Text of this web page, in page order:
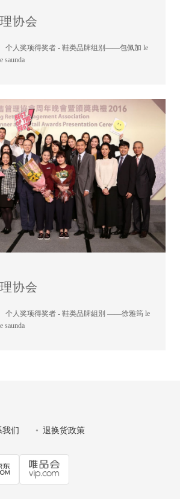
协会
个人奖项得奖者 - 鞋类品牌组别——包佩加 le
saunda
协会
个人奖项得奖者 - 鞋类品牌組別 ——徐雅筠 le
saunda
我们 • 退换货政策